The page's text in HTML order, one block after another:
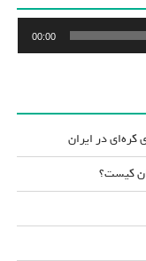
00:00
در ایران
کیست؟